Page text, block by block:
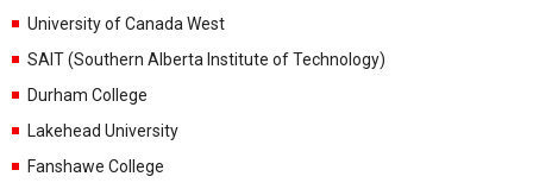
University of Canada West
SAIT (Southern Alberta Institute of Technology)
Durham College
Lakehead University
Fanshawe College